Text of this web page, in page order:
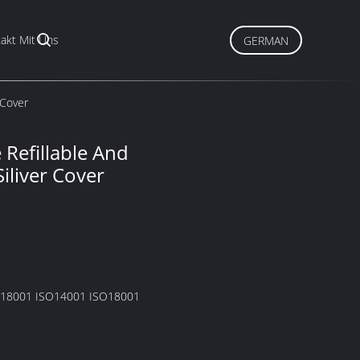
Mit Uns GERMAN
And
Cover
ISO14001 ISO18001